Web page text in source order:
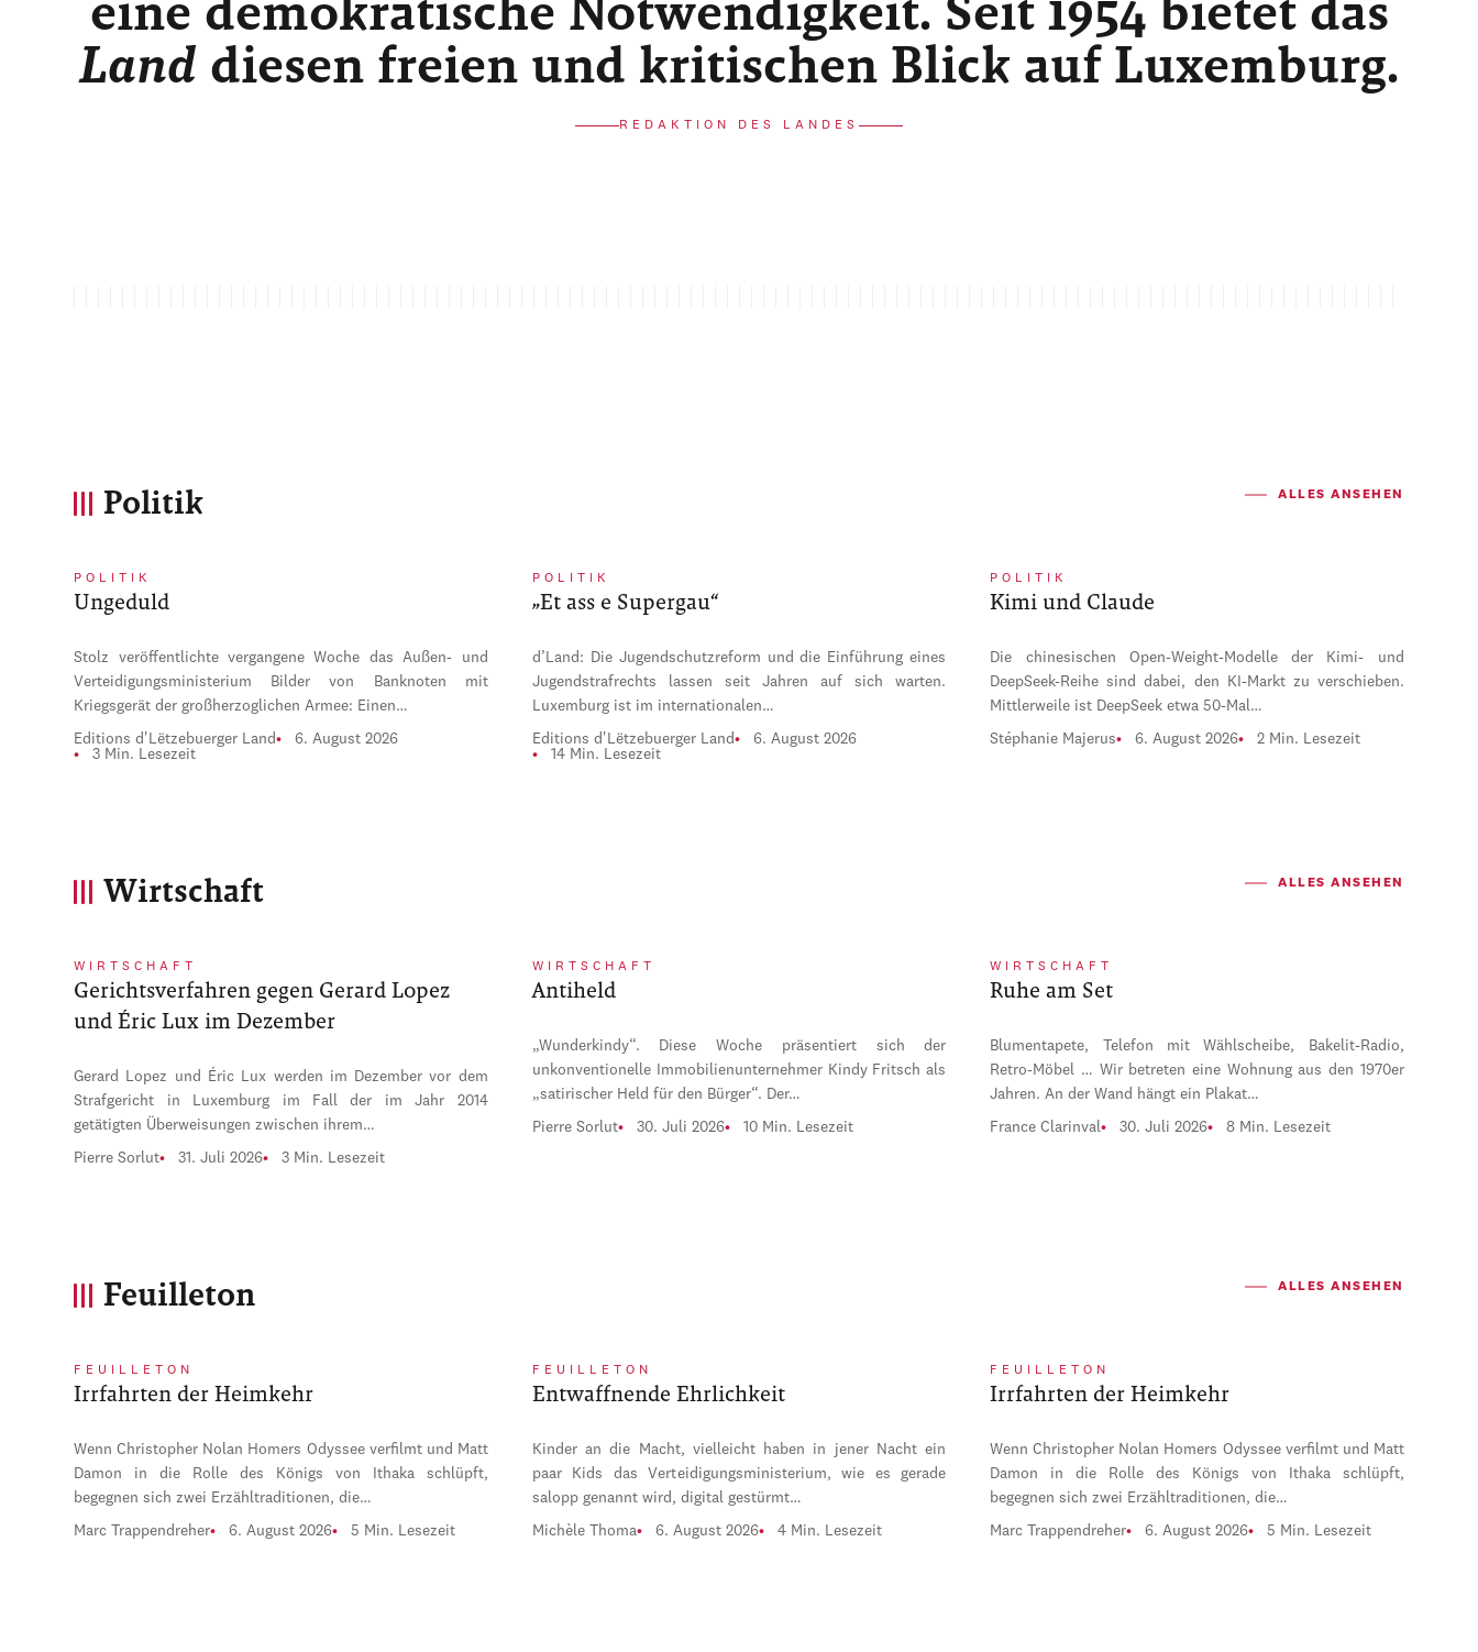
eine demokratische Notwendigkeit. Seit 1954 bietet das
Land diesen freien und kritischen Blick auf Luxemburg.
REDAKTION DES LANDES
Politik ALLES ANSEHEN
POLITIK
Ungeduld
Stolz veröffentlichte vergangene Woche das Außen- und
Verteidigungsministerium Bilder von Banknoten mit
Kriegsgerät der großherzoglichen Armee: Einen…
Editions d'Lëtzebuerger Land
6. August 2026
3 Min. Lesezeit
POLITIK
„Et ass e Supergau“
d’Land: Die Jugendschutzreform und die Einführung eines
Jugendstrafrechts lassen seit Jahren auf sich warten.
Luxemburg ist im internationalen…
Editions d'Lëtzebuerger Land
6. August 2026
14 Min. Lesezeit
POLITIK
Kimi und Claude
Die chinesischen Open-Weight-Modelle der Kimi- und
DeepSeek-Reihe sind dabei, den KI-Markt zu verschieben.
Mittlerweile ist DeepSeek etwa 50-Mal…
Stéphanie Majerus 6. August 2026 2 Min. Lesezeit
Wirtschaft ALLES ANSEHEN
WIRTSCHAFT
Gerichtsverfahren gegen Gerard Lopez
und Éric Lux im Dezember
Gerard Lopez und Éric Lux werden im Dezember vor dem
Strafgericht in Luxemburg im Fall der im Jahr 2014
getätigten Überweisungen zwischen ihrem…
Pierre Sorlut 31. Juli 2026 3 Min. Lesezeit
WIRTSCHAFT
Antiheld
„Wunderkindy“. Diese Woche präsentiert sich der
unkonventionelle Immobilienunternehmer Kindy Fritsch als
„satirischer Held für den Bürger“. Der…
Pierre Sorlut 30. Juli 2026 10 Min. Lesezeit
WIRTSCHAFT
Ruhe am Set
Blumentapete, Telefon mit Wählscheibe, Bakelit-Radio,
Retro-Möbel … Wir betreten eine Wohnung aus den 1970er
Jahren. An der Wand hängt ein Plakat…
France Clarinval 30. Juli 2026 8 Min. Lesezeit
Feuilleton ALLES ANSEHEN
FEUILLETON
Irrfahrten der Heimkehr
Wenn Christopher Nolan Homers Odyssee verfilmt und Matt
Damon in die Rolle des Königs von Ithaka schlüpft,
begegnen sich zwei Erzähltraditionen, die…
Marc Trappendreher 6. August 2026 5 Min. Lesezeit
FEUILLETON
Entwaffnende Ehrlichkeit
Kinder an die Macht, vielleicht haben in jener Nacht ein
paar Kids das Verteidigungsministerium, wie es gerade
salopp genannt wird, digital gestürmt…
Michèle Thoma 6. August 2026 4 Min. Lesezeit
FEUILLETON
Irrfahrten der Heimkehr
Wenn Christopher Nolan Homers Odyssee verfilmt und Matt
Damon in die Rolle des Königs von Ithaka schlüpft,
begegnen sich zwei Erzähltraditionen, die…
Marc Trappendreher 6. August 2026 5 Min. Lesezeit